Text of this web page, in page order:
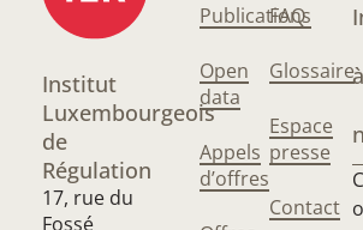
Institut
Luxembourgeois
de
Régulation
17, rue du
Fossé
Publications
Open
data
Appels
d’offres
FAQ
Glossaire
Espace
presse
Contact